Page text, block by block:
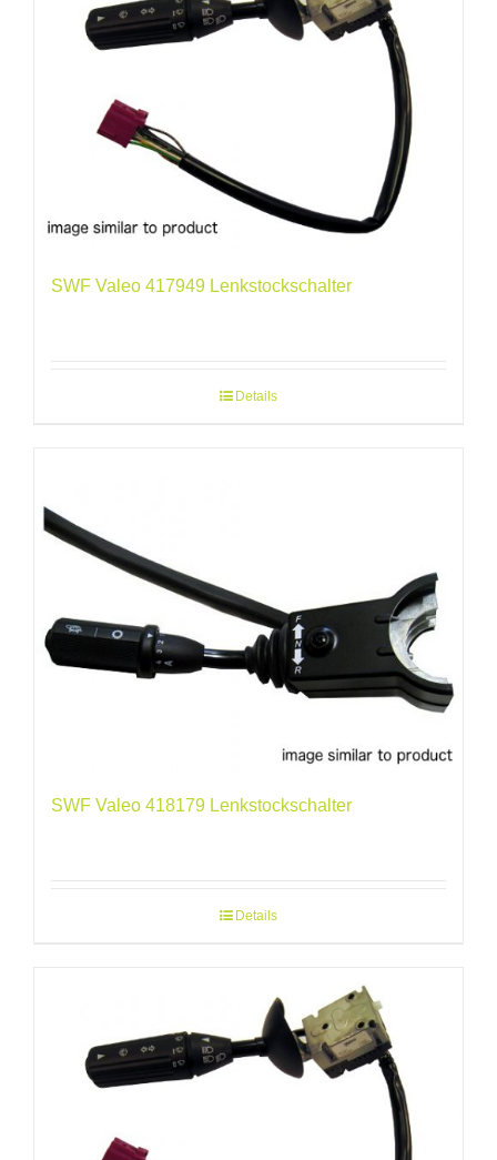
SWF Valeo 417949 Lenkstockschalter
Details
SWF Valeo 418179 Lenkstockschalter
Details